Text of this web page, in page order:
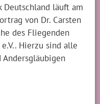
läuft am
von Dr. Carsten
des Fliegenden
Hierzu sind alle
Andersgläubigen